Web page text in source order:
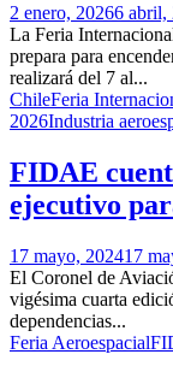
2 enero, 20266 abril,
La Feria
prepara para
realizará del 7 al...
ChileFeria
2026Industria
FIDAE
ejecutivo
17 mayo, 202417
El Coronel de
vigésima cuarta
dependencias...
Feria Aeroespacial